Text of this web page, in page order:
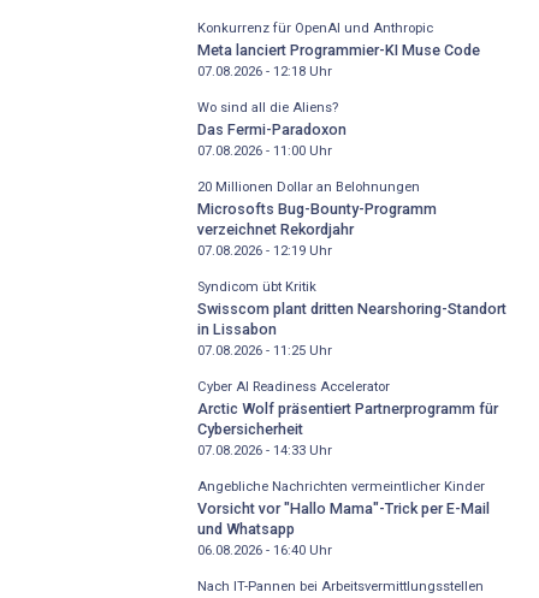
Konkurrenz für OpenAI und Anthropic
Meta lanciert Programmier-KI Muse Code
07.08.2026 - 12:18Uhr
Wo sind all die Aliens?
Das Fermi-Paradoxon
07.08.2026 - 11:00Uhr
20 Millionen Dollar an Belohnungen
Microsofts Bug-Bounty-Programm
verzeichnet Rekordjahr
07.08.2026 - 12:19Uhr
Syndicom übt Kritik
Swisscom plant dritten Nearshoring-Standort
in Lissabon
07.08.2026 - 11:25Uhr
Cyber AI Readiness Accelerator
Arctic Wolf präsentiert Partnerprogramm für
Cybersicherheit
07.08.2026 - 14:33Uhr
Angebliche Nachrichten vermeintlicher Kinder
Vorsicht vor "Hallo Mama"-Trick per E-Mail
und Whatsapp
06.08.2026 - 16:40Uhr
Nach IT-Pannen bei Arbeitsvermittlungsstellen